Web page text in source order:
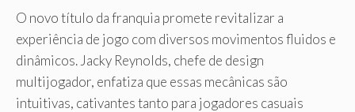
O novo título da franquia promete revitalizar a
experiência de jogo com diversos movimentos fluidos e
dinâmicos. Jacky Reynolds, chefe de design
multijogador, enfatiza que essas mecânicas são
intuitivas, cativantes tanto para jogadores casuais